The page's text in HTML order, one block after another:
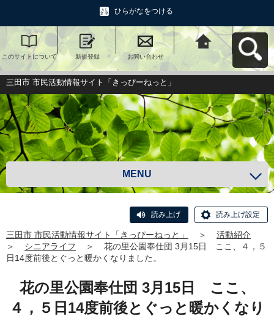
ひらがなをつける
このサイトについて 新規登録 お問い合わせ
三田市 市民活動情報
サイト「きっぴーね
っと」へ戻る
三田市 市民活動情報サイト「きっぴーねっと」
MENU
読み上げ 読み上げ設定
三田市 市民活動情報サイト「きっぴーねっと」 ＞
活動紹介
＞
シニアライフ ＞
花の里公園奉仕団 3月15日 ここ、４，５
日14度前後とぐっと暖かくなりました。
花の里公園奉仕団 3月15日 ここ、
４，５日14度前後とぐっと暖かくなり